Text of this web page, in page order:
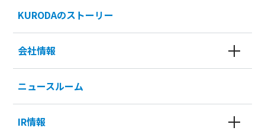
KURODAのストーリー
会社情報
ニュースルーム
IR情報